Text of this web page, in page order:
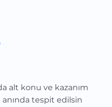
alt konu ve kazanım
tespit edilsin